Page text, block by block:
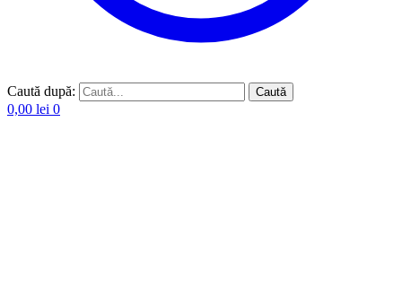
Caută după: Caută
0,00 lei 0